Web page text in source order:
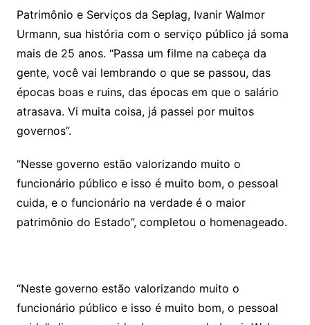
Patrimônio e Serviços da Seplag, Ivanir Walmor
Urmann, sua história com o serviço público já soma
mais de 25 anos. “Passa um filme na cabeça da
gente, você vai lembrando o que se passou, das
épocas boas e ruins, das épocas em que o salário
atrasava. Vi muita coisa, já passei por muitos
governos”.
“Nesse governo estão valorizando muito o
funcionário público e isso é muito bom, o pessoal
cuida, e o funcionário na verdade é o maior
patrimônio do Estado”, completou o homenageado.
“Neste governo estão valorizando muito o
funcionário público e isso é muito bom, o pessoal